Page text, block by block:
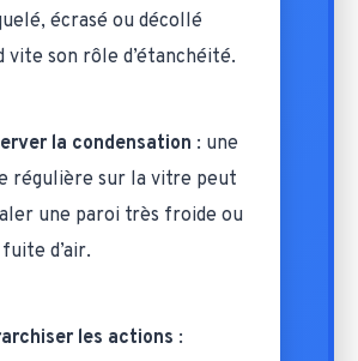
écrasé ou décollé
vite son rôle d’étanchéité.
la condensation : une
régulière sur la vitre peut
une paroi très froide ou
d’air.
les actions :